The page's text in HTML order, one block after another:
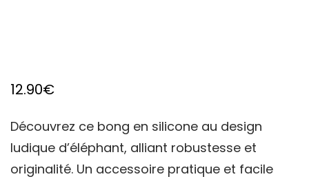
12.90€
Découvrez ce bong en silicone au design
ludique d’éléphant, alliant robustesse et
originalité. Un accessoire pratique et facile